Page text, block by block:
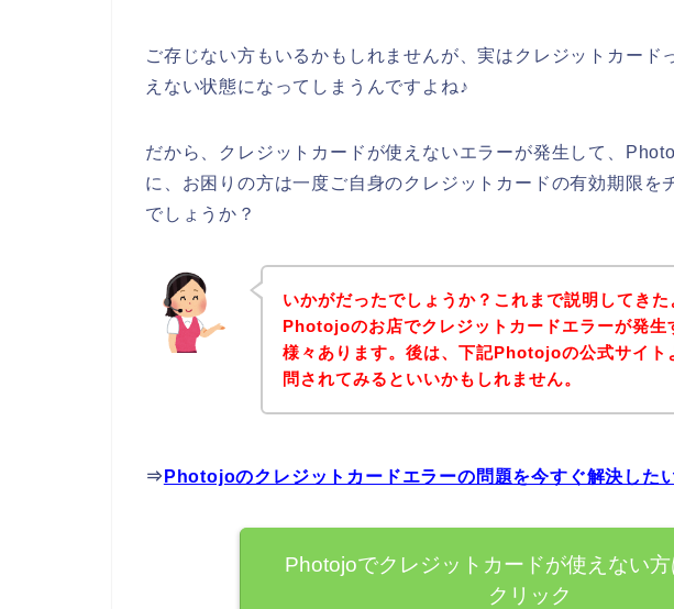
ご存じない方もいるかもしれませんが、実はクレジットカード
えない状態になってしまうんですよね♪
だから、クレジットカードが使えないエラーが発生して、
に、お困りの方は一度ご自身のクレジットカードの有効期限を
でしょうか？
いかがだったでしょうか？これまで説明してきた
Photojoのお店でクレジットカードエラーが発生
様々あります。後は、下記Photojoの公式サイト
問されてみるといいかもしれません。
⇒ Photojoのクレジットカードエラーの問題を今すぐ解決した
Photojoでクレジットカードが使えない
クリック